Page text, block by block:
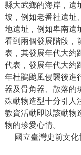
認
識
我
們
便
民
服
務
性
別
縣大武鄉的海岸，遺
坡，例如老番社遺址
地遺址，例如卑南遺
看到兩個發展階段，
表，其發展年代大約
代表，發展年代大約
年杜鵑颱風侵襲後進
器及骨角器、散落的
殊動物造型十分引人
教資活動即以該動物
物的珍愛心情。
國立臺灣史前文